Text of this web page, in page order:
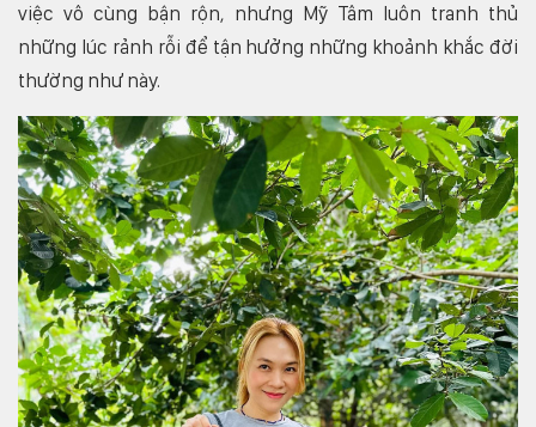
việc vô cùng bận rộn, nhưng Mỹ Tâm luôn tranh thủ
những lúc rảnh rỗi để tận hưởng những khoảnh khắc đời
thường như này.